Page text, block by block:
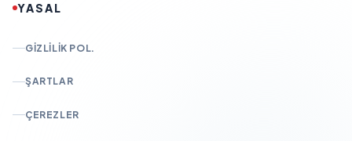
YASAL
GIZLILIK POL.
ŞARTLAR
ÇEREZLER